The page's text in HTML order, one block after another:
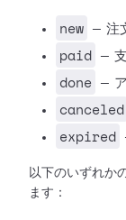
new — 注
paid —
done —
canceled
expired
以下のいずれか
ます：